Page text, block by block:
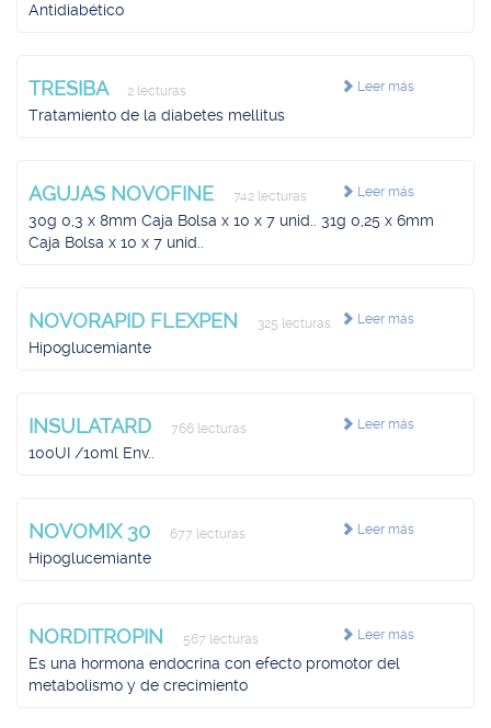
Antidiabético
Leer más
TRESIBA 2 lecturas
Tratamiento de la diabetes mellitus
Leer más
AGUJAS NOVOFINE 742 lecturas
30g 0,3 x 8mm Caja Bolsa x 10 x 7 unid.. 31g 0,25 x 6mm
Caja Bolsa x 10 x 7 unid..
Leer más
NOVORAPID FLEXPEN 325 lecturas
Hipoglucemiante
Leer más
INSULATARD 766 lecturas
100UI /10ml Env..
Leer más
NOVOMIX 30 677 lecturas
Hipoglucemiante
Leer más
NORDITROPIN 567 lecturas
Es una hormona endocrina con efecto promotor del
metabolismo y de crecimiento